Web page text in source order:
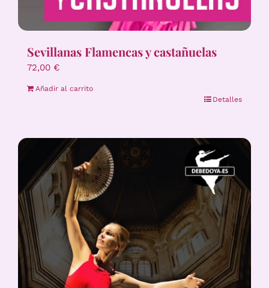
Sevillanas Flamencas y castañuelas
72,00 €
Añadir al carrito
Detalles